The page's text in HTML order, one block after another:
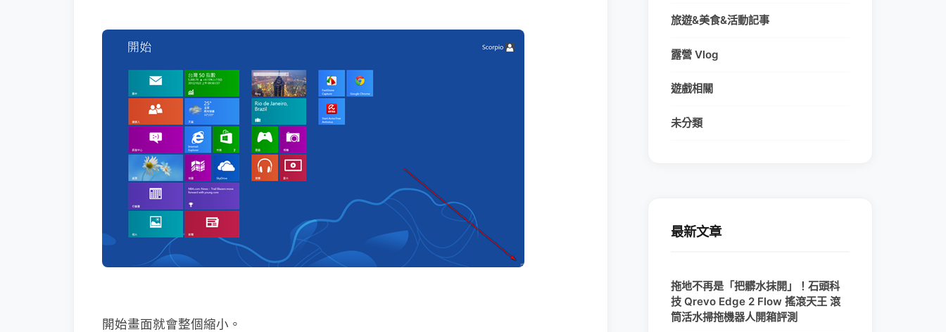
開始畫面就會整個縮小。
旅遊&美食&活動記事
露營 Vlog
遊戲相關
未分類
最新文章
拖地不再是「把髒水抹開」！石頭科
技 Qrevo Edge 2 Flow 搖滾天王 滾
筒活水掃拖機器人開箱評測